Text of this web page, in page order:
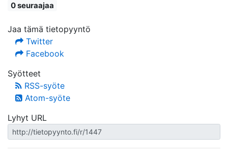
0 seuraajaa
Jaa tämä tietopyyntö
Twitter
Facebook
Syötteet
RSS-syöte
Atom-syöte
Lyhyt URL